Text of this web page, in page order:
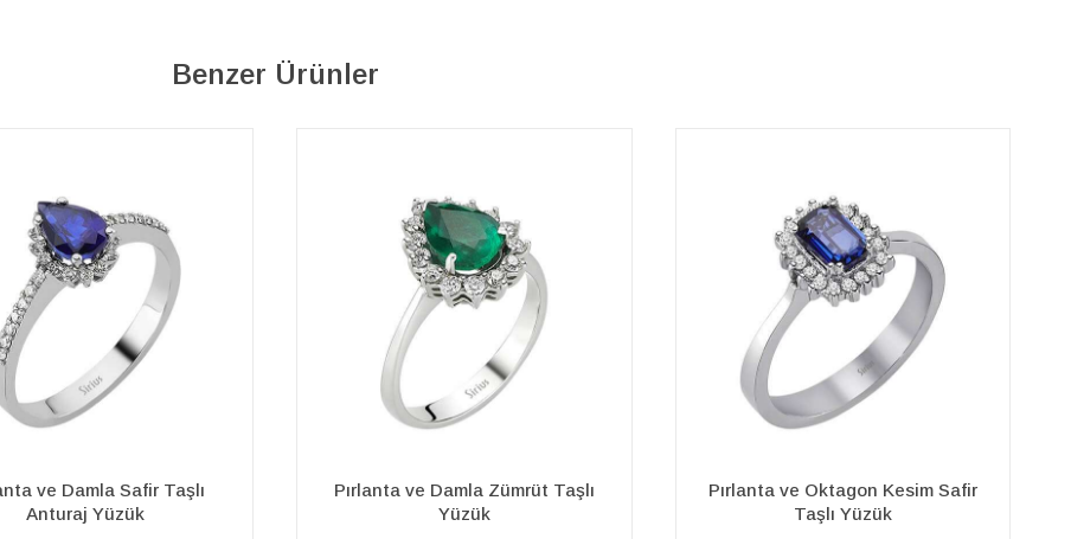
Benzer Ürünler
ve Damla Zümrüt Taşlı
Yüzük
Pırlanta ve Oktagon Kesim Safir
Taşlı Yüzük
Oval Zümrüt ve Pırlanta Taşlı
Yüzük